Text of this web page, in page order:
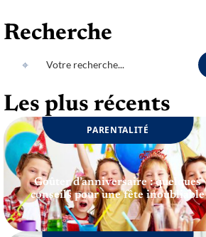
Recherche
Les plus récents
PARENTALITÉ
Goûter d’anniversaire : quelques
conseils pour une fête inoubliable